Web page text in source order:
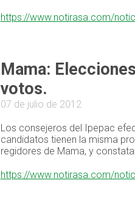
https://www.notirasa.com/
Mama:
votos.
07 de julio de 2012
Los consejeros del Ipepac
candidatos tienen la misma
regidores de Mama, y
https://www.notirasa.com/